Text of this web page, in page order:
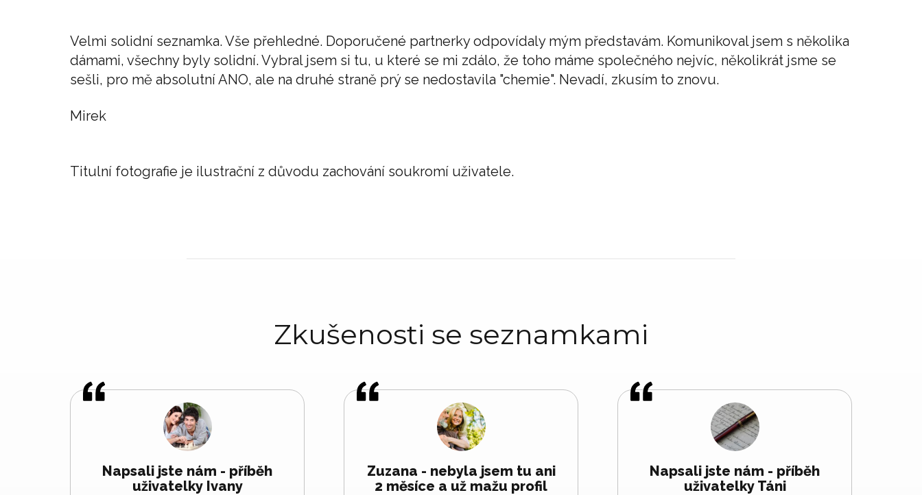
Velmi solidní seznamka. Vše přehledné. Doporučené partnerky odpovídaly mým představám. Komunikoval jsem s několika
dámami, všechny byly solidní. Vybral jsem si tu, u které se mi zdálo, že toho máme společného nejvíc, několikrát jsme se
sešli, pro mě absolutní ANO, ale na druhé straně prý se nedostavila "chemie". Nevadí, zkusím to znovu.
Mirek
Titulní fotografie je ilustrační z důvodu zachování soukromí uživatele.
Zkušenosti se seznamkami
Napsali jste nám - příběh
uživatelky Ivany
Zuzana - nebyla jsem tu ani
2 měsíce a už mažu profil
Napsali jste nám - příběh
uživatelky Táni